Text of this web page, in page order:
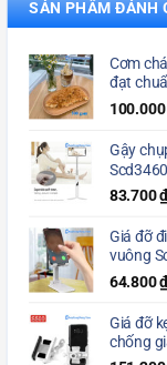
SẢN PHẨM ĐÁNH
Cơm
đạt
Gậy
Scd3460
83.700
Giá đỡ
vuông
64.800
Giá đỡ
chống